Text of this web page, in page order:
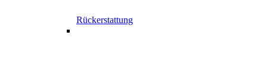
Rückerstattung